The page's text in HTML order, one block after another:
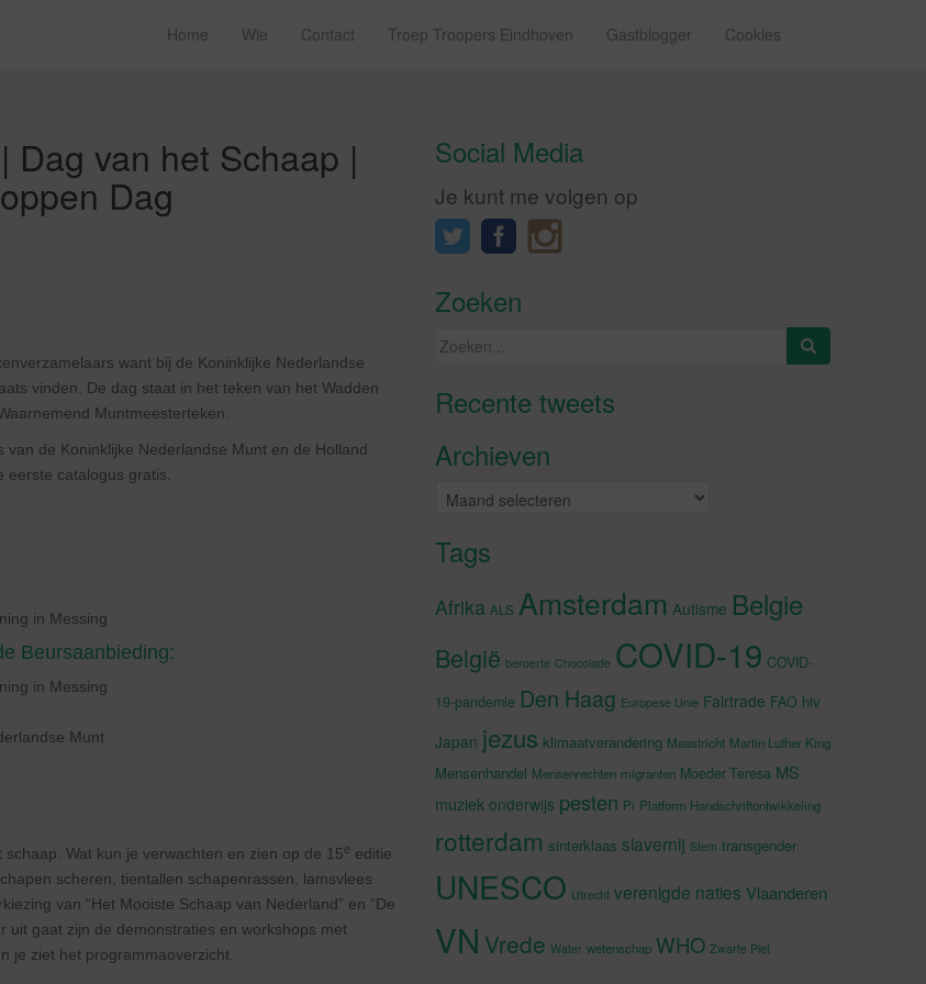
Home Wie Contact Troep Troopers Eindhoven Gastblogger Cookies
Dag van het Schaap |
Dag
want bij de Koninklijke Nederlandse
vinden. De dag staat in het teken van het Wadden
Muntmeesterteken.
de Koninklijke Nederlandse Munt en de Holland
catalogus gratis.
in Messing
Beursaanbieding:
in Messing
Munt
Wat kun je verwachten en zien op de 15e editie
scheren, tientallen schapenrassen, lamsvlees
van “Het Mooiste Schaap van Nederland” en “De
uit gaat zijn de demonstraties en workshops met
je ziet het programmaoverzicht.
Social Media
Je kunt me volgen op
Zoeken
Zoeken
Recente tweetsKlik om marketing cookies te
Archieven
Archieven
Tags
Afrika ALS Amsterdam Autisme Belgie
België beroerte Chocolade COVID-19 COVID-
19-pandemie Den Haag Europese Unie Fairtrade FAO hiv
Japan jezus klimaatverandering Maastricht Martin Luther King
Mensenhandel Mensenrechten migranten Moeder Teresa MS
muziek onderwijs pesten Pi Platform Handschriftontwikkeling
rotterdam sinterklaas slavernij Stem transgender
UNESCO Utrecht verenigde naties Vlaanderen
VN Vrede Water wetenschap WHO Zwarte Piet